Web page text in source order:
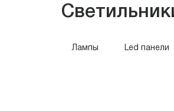
Лампы Led панели